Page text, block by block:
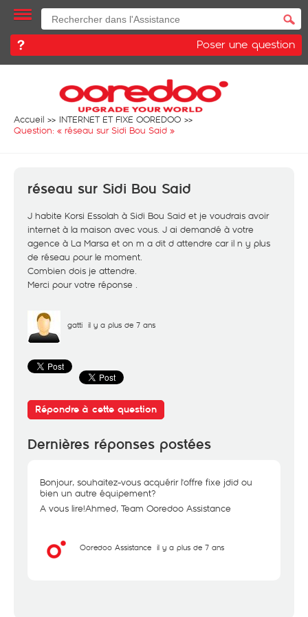
Poser une question
Accueil
INTERNET ET FIXE OOREDOO
Question: « réseau sur Sidi Bou Said »
réseau sur Sidi Bou Said
J habite Korsi Essolah à Sidi Bou Said et je voudrais avoir
internet à la maison avec vous. J ai demandé à votre
agence à La Marsa et on m a dit d attendre car il n y plus
de réseau pour le moment.
Combien dois je attendre.
Merci pour votre réponse .
gatti il y a plus de 7 ans
Répondre à cette question
Dernières réponses postées
Bonjour, souhaitez-vous acquérir l'offre fixe jdid ou
bien un autre équipement?
A vous lire!Ahmed, Team Ooredoo Assistance
Ooredoo Assistance il y a plus de 7 ans